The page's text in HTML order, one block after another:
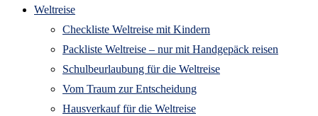
Weltreise
Checkliste Weltreise mit Kindern
Packliste Weltreise – nur mit Handgepäck reisen
Schulbeurlaubung für die Weltreise
Vom Traum zur Entscheidung
Hausverkauf für die Weltreise